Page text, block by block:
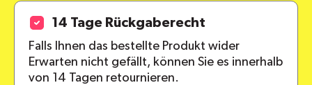
14 Tage Rückgaberecht
Falls Ihnen das bestellte Produkt wider
Erwarten nicht gefällt, können Sie es innerhalb
von 14 Tagen retournieren.